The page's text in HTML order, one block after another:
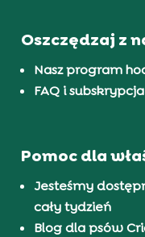
Oszczędzaj z
Nasz program
FAQ i
Pomoc dla
Jesteśmy
cały tydzień
Blog dla psów